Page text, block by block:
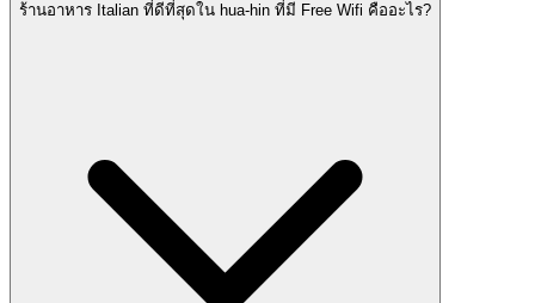
ร้านอาหาร Italian ที่ดีที่สุดใน hua-hin ที่มี Free Wifi คืออะไร?